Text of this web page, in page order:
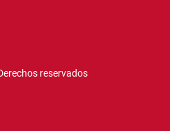
reservados